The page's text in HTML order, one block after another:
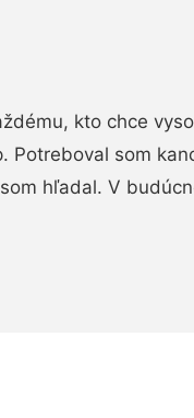
kto chce
Potreboval som
hľadal. V